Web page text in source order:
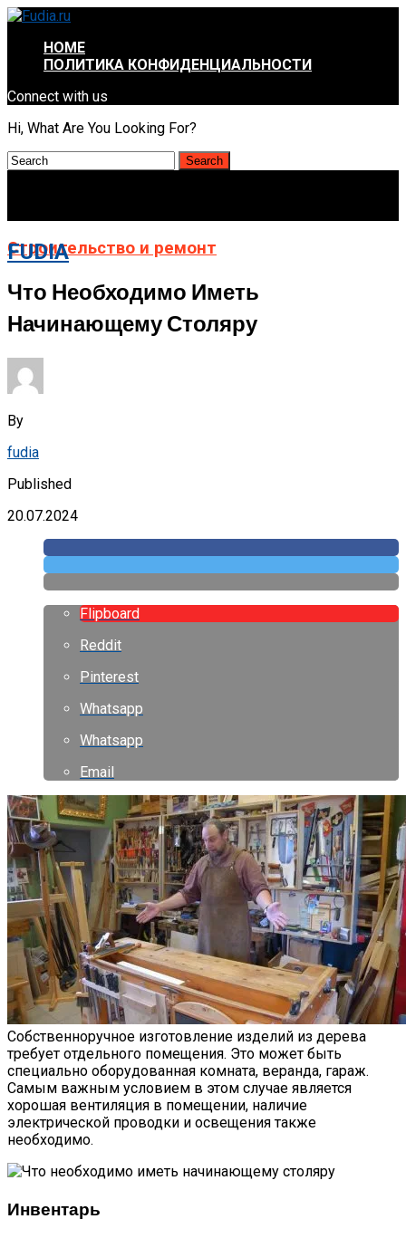
HOME
ПОЛИТИКА КОНФИДЕНЦИАЛЬНОСТИ
Connect with us
Hi, What Are You Looking For?
FUDIA
Строительство и ремонт
Что Необходимо Иметь
Начинающему Столяру
By
fudia
Published
20.07.2024
Flipboard
Reddit
Pinterest
Whatsapp
Whatsapp
Email
Собственноручное изготовление изделий из дерева
требует отдельного помещения. Это может быть
специально оборудованная комната, веранда, гараж.
Самым важным условием в этом случае является
хорошая вентиляция в помещении, наличие
электрической проводки и освещения также
необходимо.
Инвентарь